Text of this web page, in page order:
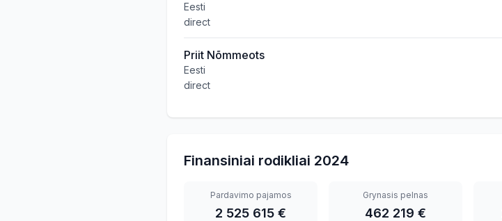
Eesti
direct
Priit Nõmmeots
Eesti
direct
Finansiniai rodikliai 2024
Pardavimo pajamos
2 525 615 €
Grynasis pelnas
462 219 €